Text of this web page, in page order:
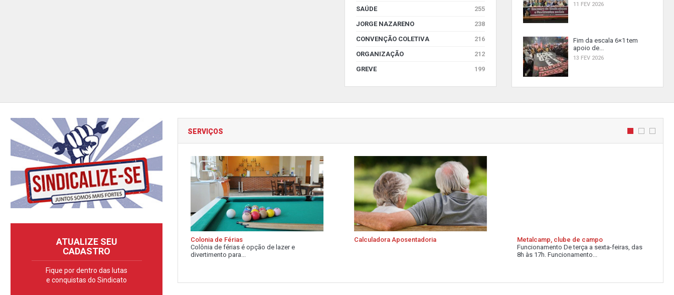
SAÚDE
255
JORGE NAZARENO
238
CONVENÇÃO COLETIVA
216
ORGANIZAÇÃO
212
GREVE
199
11 FEV 2026
Fim da escala 6×1 tem
apoio de...
13 FEV 2026
ATUALIZE SEU
CADASTRO
Fique por dentro das lutas
e conquistas do Sindicato
SERVIÇOS
Colonia de Férias
Colônia de férias é opção de lazer e
divertimento para...
Calculadora Aposentadoria
Metalcamp, clube de campo
Funcionamento De terça a sexta-feiras, das
8h às 17h. Funcionamento...